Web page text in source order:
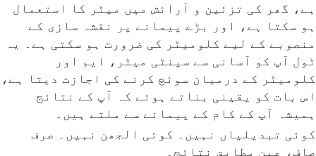
ہے، گھر کی تزئین و آرائش میں میٹر کا استعمال
ہو سکتا ہے، اور بڑے پیمانے پر نقشہ سازی کے
منصوبے کے لیے کلومیٹر کی ضرورت ہو سکتی ہے۔ یہ
ٹول آپ کو آسانی سے سینٹی میٹر، ایم اور
کلومیٹر کے درمیان سوئچ کرنے کی اجازت دیتا ہے،
اس بات کو یقینی بناتے ہوئے کہ آپ کے نتائج
ہمیشہ آپ کے کام کے پیمانے سے ملتے ہیں۔
کوئی تبدیلیاں نہیں۔ کوئی الجھن نہیں۔ صرف
صاف، عین مطابق نتائج۔